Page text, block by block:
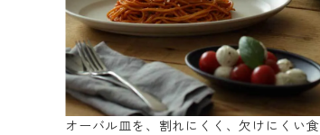
オーバル皿を、割れにくく、欠けにくい食